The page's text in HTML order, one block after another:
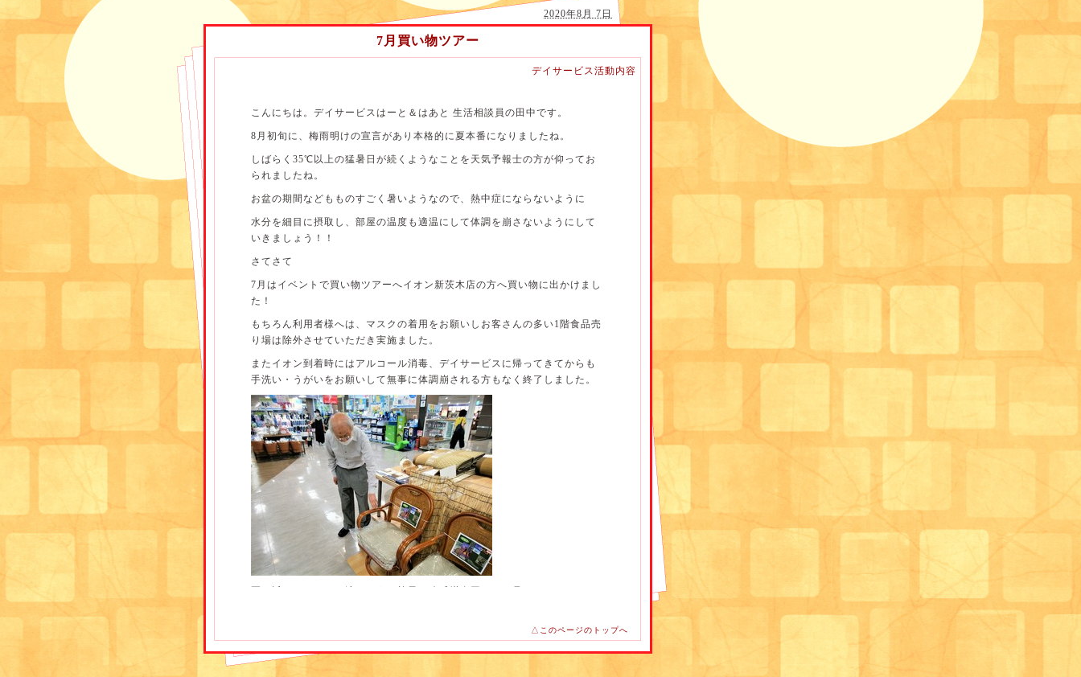
◇しゅうまい
◇フルーツポンチ
利用者様からは「彩りが鮮やかでいいね」や「家で冷麺はあまりしないか
ら嬉しい」等、ご意見頂きました^_^
さて、夏の水分補給についてですが、、
サロンでも、必要に応じて電解質を含み吸収の早い経口補水液を提供する
来所時、入浴後、昼食時にお茶をおやつ時には、ご自身で選ばれたお飲み
物(コーヒーや紅茶、計8種類の飲み物から選んでもらいます)
と合間にもお茶のおかわり等を含むと、だいたい500ml程度は摂取して頂い
ています。
今までの習慣で積極的な水分摂取をされない利用者様には、声かけをさせ
て頂いております。
夏場は、気温湿度ともに高く、皮膚や呼吸から失われる水分も増える為、
こまめな水分補給が必要になります。お気をつけ下さいね。
サロン管理栄養士 徳山沙紀子
2020年8月 7日
7月買い物ツアー
デイサービス活動内容
こんにちは。デイサービスはーと＆はあと 生活相談員の田中です。
8月初旬に、梅雨明けの宣言があり本格的に夏本番になりましたね。
しばらく35℃以上の猛暑日が続くようなことを天気予報士の方が仰ってお
られましたね。
お盆の期間などもものすごく暑いようなので、熱中症にならないように
水分を細目に摂取し、部屋の温度も適温にして体調を崩さないようにして
いきましょう！！
さてさて
7月はイベントで買い物ツアーへイオン新茨木店の方へ買い物に出かけまし
た！
もちろん利用者様へは、マスクの着用をお願いしお客さんの多い1階食品売
り場は除外させていただき実施ました。
またイオン到着時にはアルコール消毒、デイサービスに帰ってきてからも
手洗い・うがいをお願いして無事に体調崩される方もなく終了しました。
△このページのトップへ